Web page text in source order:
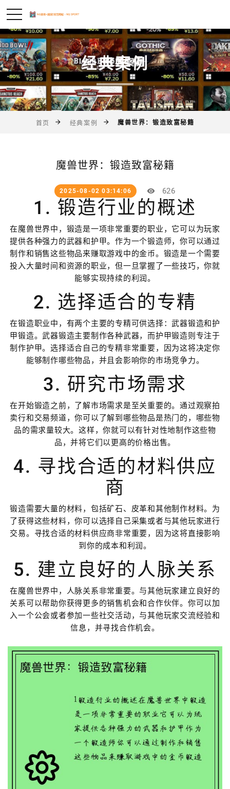
经典案例
首页 经典案例 魔兽世界：锻造致富秘籍
魔兽世界：锻造致富秘籍
2025-08-02 03:14:06 626
1. 锻造行业的概述
在魔兽世界中，锻造是一项非常重要的职业，它可以为玩家
提供各种强力的武器和护甲。作为一个锻造师，你可以通过
制作和销售这些物品来赚取游戏中的金币。锻造是一个需要
投入大量时间和资源的职业，但一旦掌握了一些技巧，你就
能够实现持续的利润。
2. 选择适合的专精
在锻造职业中，有两个主要的专精可供选择：武器锻造和护
甲锻造。武器锻造主要制作各种武器，而护甲锻造则专注于
制作护甲。选择适合自己的专精非常重要，因为这将决定你
能够制作哪些物品，并且会影响你的市场竞争力。
3. 研究市场需求
在开始锻造之前，了解市场需求是至关重要的。通过观察拍
卖行和交易频道，你可以了解到哪些物品是热门的，哪些物
品的需求量较大。这样，你就可以有针对性地制作这些物
品，并将它们以更高的价格出售。
4. 寻找合适的材料供应
商
锻造需要大量的材料，包括矿石、皮革和其他制作材料。为
了获得这些材料，你可以选择自己采集或者与其他玩家进行
交易。寻找合适的材料供应商非常重要，因为这将直接影响
到你的成本和利润。
5. 建立良好的人脉关系
在魔兽世界中，人脉关系非常重要。与其他玩家建立良好的
关系可以帮助你获得更多的销售机会和合作伙伴。你可以加
入一个公会或者参加一些社交活动，与其他玩家交流经验和
信息，并寻找合作机会。